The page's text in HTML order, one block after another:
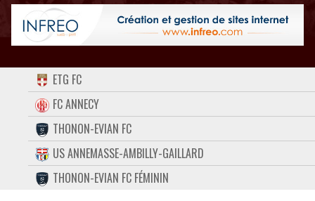
ACCUEIL
FORUM
CONTACT
FACEBOOK
TWITTER
ETG FC
FC ANNECY
THONON-EVIAN FC
US ANNEMASSE-AMBILLY-GAILLARD
THONON-EVIAN FC FÉMININ